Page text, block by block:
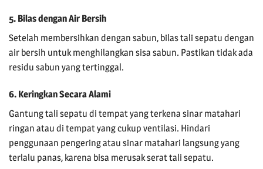
5. Bilas dengan Air Bersih
Setelah membersihkan dengan sabun, bilas tali sepatu dengan
air bersih untuk menghilangkan sisa sabun. Pastikan tidak ada
residu sabun yang tertinggal.
6. Keringkan Secara Alami
Gantung tali sepatu di tempat yang terkena sinar matahari
ringan atau di tempat yang cukup ventilasi. Hindari
penggunaan pengering atau sinar matahari langsung yang
terlalu panas, karena bisa merusak serat tali sepatu.